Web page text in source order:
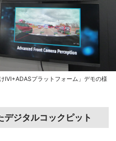
IVI+ADASプラットフォーム」デモの様
ジタルコックピット